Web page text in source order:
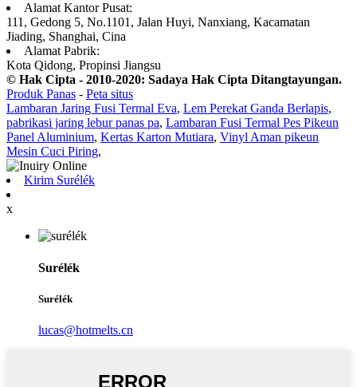
Alamat Kantor Pusat:
111, Gedong 5, No.1101, Jalan Huyi, Nanxiang, Kacamatan
Jiading, Shanghai, Cina
Alamat Pabrik:
Kota Qidong, Propinsi Jiangsu
© Hak Cipta - 2010-2020: Sadaya Hak Cipta Ditangtayungan.
Produk Panas - Peta situs
Lambaran Jaring Fusi Termal Eva, Lem Perekat Ganda Berlapis,
pabrikasi jaring lebur panas pa, Lambaran Fusi Termal Pes Pikeun
Panel Aluminium, Kertas Karton Mutiara, Vinyl Aman pikeun
Mesin Cuci Piring,
Kirim Surélék
x
Surélék
Surélék
lucas@hotmelts.cn